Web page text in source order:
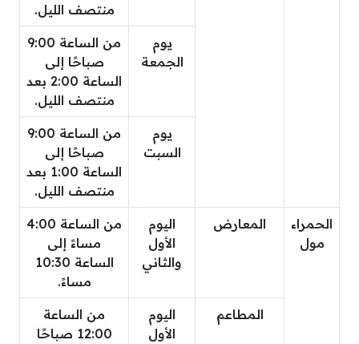
منتصف الليل.
يوم
الجمعة
من الساعة 9:00
صباحًا إلى
الساعة 2:00 بعد
منتصف الليل.
يوم
السبت
من الساعة 9:00
صباحًا إلى
الساعة 1:00 بعد
منتصف الليل.
الحمراء
مول
المعارض
اليوم
الأول
والثاني
من الساعة 4:00
مساءً إلى
الساعة 10:30
مساءً.
المطاعم
اليوم
الأول
من الساعة
12:00 صباحًا